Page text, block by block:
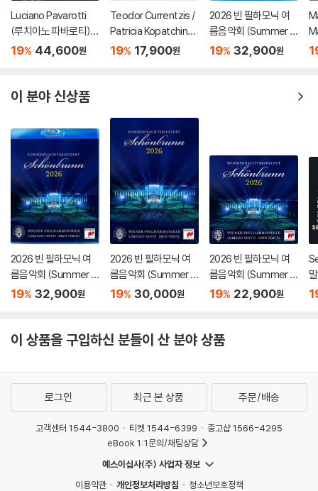
Luciano Pavarotti
(루치아노 파바로티) -
이탈리아 오페라 리마
P]
19% 44,600원
Teodor Currentzis /
Patricia Kopatchinsk
aja 차이코프스키: 바이
19% 17,900원
2026 빈 필하모닉 여
름음악회 (Summer Ni
ght Concert 2026)
19% 32,900원
r
이 분야 신상품
2026 빈 필하모닉 여
름음악회 (Summer Ni
ght Concert 2026)
19% 32,900원
2026 빈 필하모닉 여
름음악회 (Summer Ni
ght Concert 2026)
19% 30,000원
2026 빈 필하모닉 여
름음악회 (Summer Ni
ght Concert 2026)
19% 22,900원
이 상품을 구입하신 분들이 산 분야 상품
로그인 최근 본 상품 주문/배송
고객센터 1544-3800 티켓 1544-6399
중고샵 1566-4295
eBook 1:1문의/채팅상담
예스이십사(주) 사업자 정보
이용약관
개인정보처리방침 청소년보호정책